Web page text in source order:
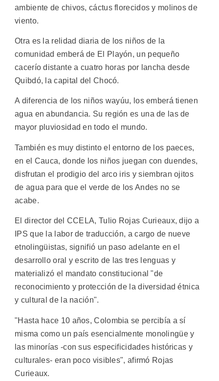
ambiente de chivos, cáctus florecidos y molinos de
viento.
Otra es la relidad diaria de los niños de la
comunidad emberá de El Playón, un pequeño
cacerío distante a cuatro horas por lancha desde
Quibdó, la capital del Chocó.
A diferencia de los niños wayúu, los emberá tienen
agua en abundancia. Su región es una de las de
mayor pluviosidad en todo el mundo.
También es muy distinto el entorno de los paeces,
en el Cauca, donde los niños juegan con duendes,
disfrutan el prodigio del arco iris y siembran ojitos
de agua para que el verde de los Andes no se
acabe.
El director del CCELA, Tulio Rojas Curieaux, dijo a
IPS que la labor de traducción, a cargo de nueve
etnolingüistas, signifió un paso adelante en el
desarrollo oral y escrito de las tres lenguas y
materializó el mandato constitucional "de
reconocimiento y protección de la diversidad étnica
y cultural de la nación".
"Hasta hace 10 años, Colombia se percibía a sí
misma como un país esencialmente monolingüe y
las minorías -con sus especificidades históricas y
culturales- eran poco visibles", afirmó Rojas
Curieaux.